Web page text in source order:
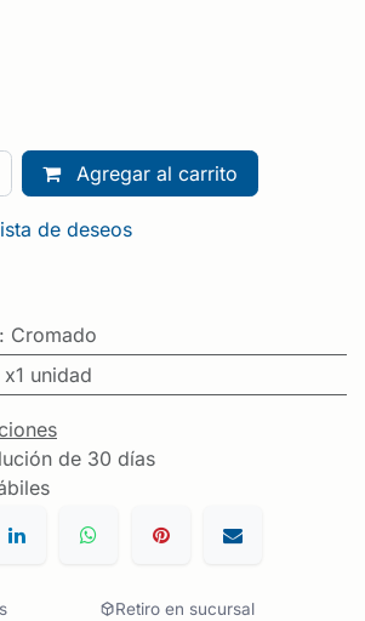
Agregar al carrito
de deseos
: Cromado
x1 unidad
de 30 días
Retiro en sucursal